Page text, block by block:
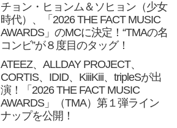
チョン・ヒョンム＆ソヒョン（少女
時代）、「2026 THE FACT MUSIC
AWARDS」のMCに決定！“TMAの名
コンビ”が８度目のタッグ！
ATEEZ、ALLDAY PROJECT、
CORTIS、IDID、KiiiKiii、tripleSが出
演！「2026 THE FACT MUSIC
AWARDS」（TMA）第１弾ライン
ナップを公開！